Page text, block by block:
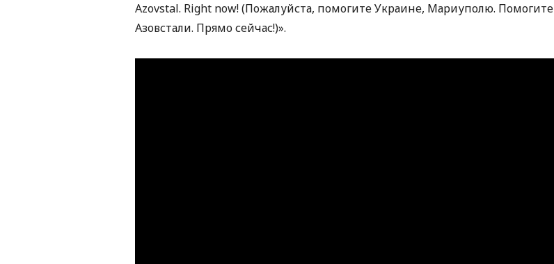
Azovstal. Right now! (Пожалуйста, помогите Украине, Мариуполю. Помогите
Азовстали. Прямо сейчас!)».